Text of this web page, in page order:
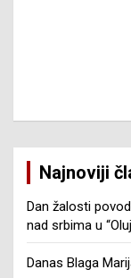
Najnoviji
Dan žalosti
nad srbima u
Danas Blaga